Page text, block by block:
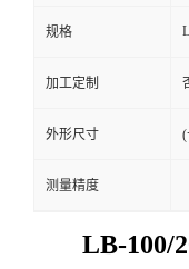
规格
加工定制
外形尺寸 (
测量精度
LB-100/